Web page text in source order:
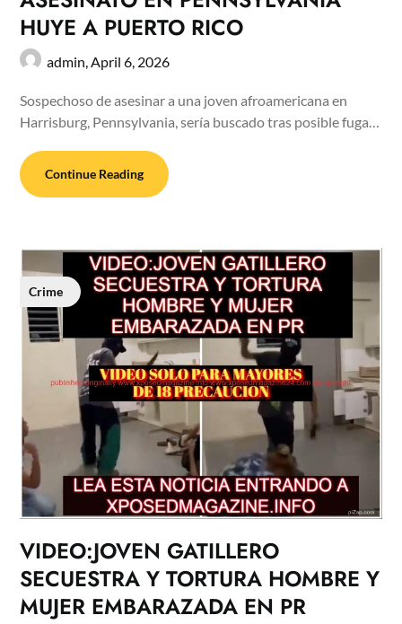
HUYE A PUERTO RICO
admin,April 6, 2026
Sospechoso de asesinar a una joven afroamericana en
Harrisburg, Pennsylvania, sería buscado tras posible fuga…
Continue Reading
Crime
VIDEO:JOVEN GATILLERO
SECUESTRA Y TORTURA HOMBRE Y
MUJER EMBARAZADA EN PR